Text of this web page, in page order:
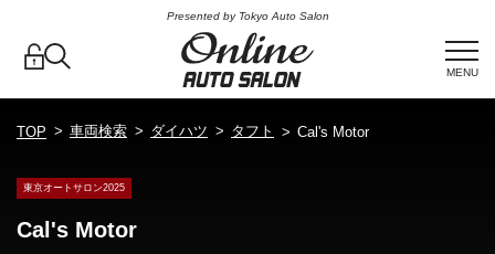
Presented by Tokyo Auto Salon
MENU
TOP 車両検索 ダイハツ タフト Cal's Motor
東京オートサロン2025
Cal's Motor